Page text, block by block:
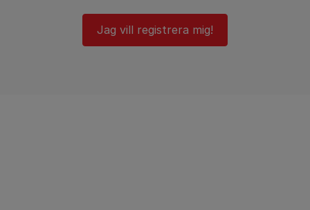
Jag vill registrera mig!